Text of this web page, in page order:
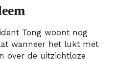
Tong woont nog
wanneer het lukt met
over de uitzichtloze